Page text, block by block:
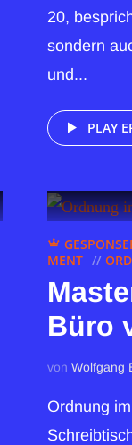
20,
sondern
und...
PLAY
MENT
Büro
von Wolfgang
Ordnung